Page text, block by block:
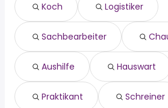
aushilfe
hauswart
teilzeit
praktikant
schreiner
Koch Logistiker
Sachbearbeiter
Aushilfe Hauswart
Praktikant Schreiner